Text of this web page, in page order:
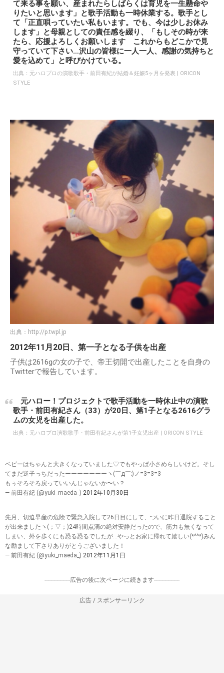
て来る事を願い、産まれたらしばらくは育児を一生懸命や
りたいと思います」と歌手活動も一時休業する。歌手とし
て「正直唄っていたい私もいます。でも、今は少しお休み
します」と母親としての責任感を綴り、「もしその時が来
たら、応援よろしくお願いします これからもどこかで見
守っていて下さい…沢山の皆様に一人一人、感謝の気持ちと
愛を込めて」と呼びかけている。
出典： 元ハロプロの演歌歌手・前田有紀が結婚＆妊娠5ヶ月を発表 | ORICON
STYLE
出典： http://p.twpl.jp
2012年11月20日、第一子となる子供を出産
子供は2616gの女の子で、帝王切開で出産したことを自身の
Twitterで報告しています。
元ハロー！プロジェクトで歌手活動を一時休止中の演歌
歌手・前田有紀さん（33）が20日、第1子となる2616グラ
ムの女児を出産した。
出典： 元ハロプロ演歌歌手・前田有紀さんが第1子女児出産 | ORICON STYLE
ベビーはちゃんと大きくなっていました♡でもやっぱ小さめらしいけど。そし
てまだ逆子っちだったーーーーーーーヽ(￣д￣;)ノ=3=3=3
もぅそろそろ戻っていいんじゃないか〜い？
— 前田有紀 (@yuki_maeda_) 2012年10月30日
先月、切迫早産の危険で緊急入院して26日目にして、ついに昨日退院すること
が出来ましたヽ(；▽；)24時間点滴の絶対安静だったので、筋力も無くなって
しまい、外を歩くにも恐る恐るでしたが…やっとお家に帰れて嬉しい(*^^*)みん
な励まして下さりありがとうございました！
— 前田有紀 (@yuki_maeda_) 2012年11月1日
-----------------広告の後に次ページに続きます-----------------
広告 / スポンサーリンク